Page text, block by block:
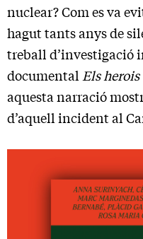
nuclear? Com es va
hagut tants anys de
treball d’investigació
documental Els
aquesta narració
d’aquell incident al